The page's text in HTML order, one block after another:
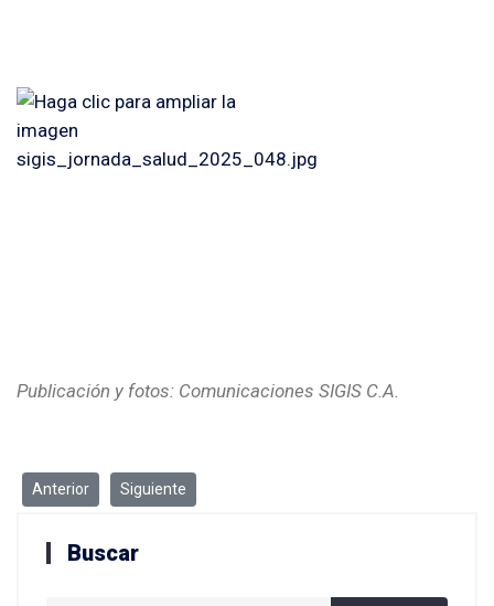
Publicación y fotos: Comunicaciones SIGIS C.A.
Artículo anterior: ¡Nos vestimos de rosa por la vida!
Anterior Artículo siguiente: Elevando los estándares de
Siguiente
Buscar